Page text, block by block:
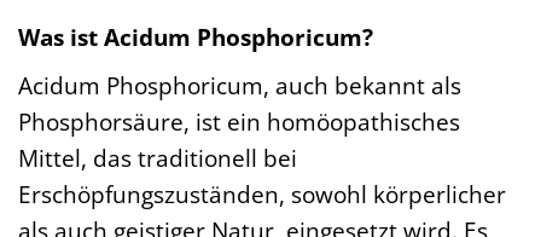
Was ist Acidum Phosphoricum?
Acidum Phosphoricum, auch bekannt als
Phosphorsäure, ist ein homöopathisches
Mittel, das traditionell bei
Erschöpfungszuständen, sowohl körperlicher
als auch geistiger Natur, eingesetzt wird. Es